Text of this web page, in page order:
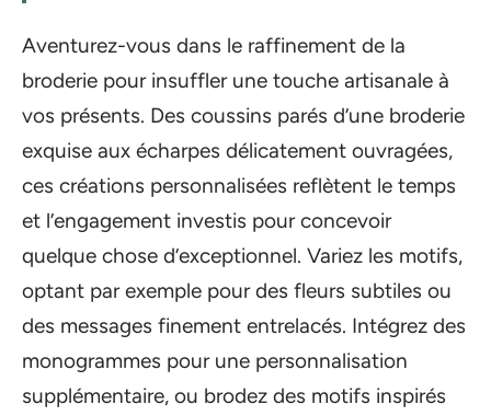
Aventurez-vous dans le raffinement de la
broderie pour insuffler une touche artisanale à
vos présents. Des coussins parés d’une broderie
exquise aux écharpes délicatement ouvragées,
ces créations personnalisées reflètent le temps
et l’engagement investis pour concevoir
quelque chose d’exceptionnel. Variez les motifs,
optant par exemple pour des fleurs subtiles ou
des messages finement entrelacés. Intégrez des
monogrammes pour une personnalisation
supplémentaire, ou brodez des motifs inspirés